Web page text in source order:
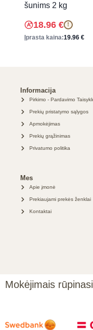
šunims 2 kg
18.96 € !
Įprasta kaina:19.96 €
Informacija
Pirkimo - Pardavimo
Prekių pristatymo sąlygos
Apmokėjimas
Prekių grąžinimas
Privatumo politika
Mes
Apie įmonė
Prekiaujami prekės ženklai
Kontaktai
Mokėjimais